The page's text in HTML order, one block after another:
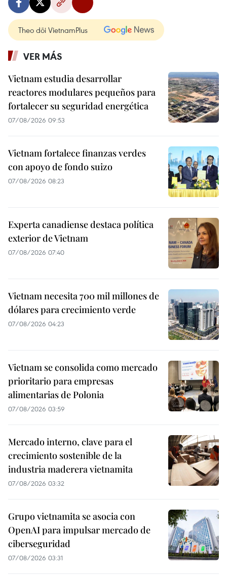
Theo dõi VietnamPlus
VER MÁS
Vietnam estudia desarrollar
reactores modulares pequeños para
fortalecer su seguridad energética
07/08/2026 09:53
Vietnam fortalece finanzas verdes
con apoyo de fondo suizo
07/08/2026 08:23
Experta canadiense destaca política
exterior de Vietnam
07/08/2026 07:40
Vietnam necesita 700 mil millones de
dólares para crecimiento verde
07/08/2026 04:23
Vietnam se consolida como mercado
prioritario para empresas
alimentarias de Polonia
07/08/2026 03:59
Mercado interno, clave para el
crecimiento sostenible de la
industria maderera vietnamita
07/08/2026 03:32
Grupo vietnamita se asocia con
OpenAI para impulsar mercado de
ciberseguridad
07/08/2026 03:31